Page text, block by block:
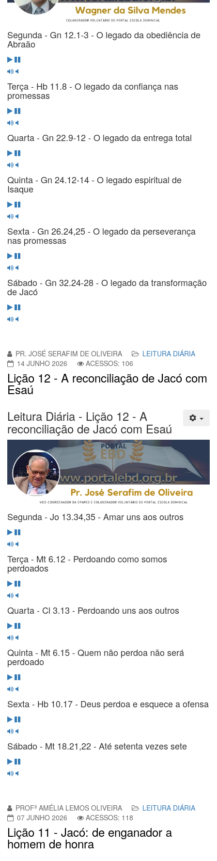
Segunda - Gn 12.1-3 - O legado da obediência de
Abraão
Terça - Hb 11.8 - O legado da confiança nas
promessas
Quarta - Gn 22.9-12 - O legado da entrega total
Quinta - Gn 24.12-14 - O legado espiritual de
Isaque
Sexta - Gn 26.24,25 - O legado da perseverança
nas promessas
Sábado - Gn 32.24-28 - O legado da transformação
de Jacó
PR. JOSÉ SERAFIM DE OLIVEIRA
LEITURA DIÁRIA
14 JUNHO 2026
ACESSOS: 106
Lição 12 - A reconciliação de Jacó com
Esaú
Leitura Diária - Lição 12 - A
reconciliação de Jacó com Esaú
Segunda - Jo 13.34,35 - Amar uns aos outros
Terça - Mt 6.12 - Perdoando como somos
perdoados
Quarta - Cl 3.13 - Perdoando uns aos outros
Quinta - Mt 6.15 - Quem não perdoa não será
perdoado
Sexta - Hb 10.17 - Deus perdoa e esquece a ofensa
Sábado - Mt 18.21,22 - Até setenta vezes sete
PROFª AMÉLIA LEMOS OLIVEIRA
LEITURA DIÁRIA
07 JUNHO 2026
ACESSOS: 118
Lição 11 - Jacó: de enganador a
homem de honra